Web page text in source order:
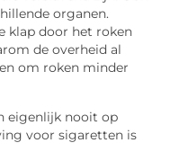
organen.
klap door het roken
de overheid al
om roken minder
eigenlijk nooit op
voor sigaretten is